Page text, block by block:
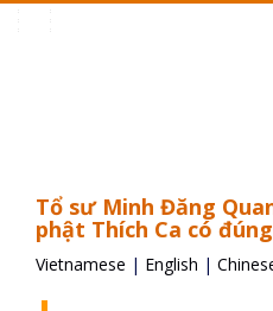
Tổ sư Minh Đăng
phật Thích Ca có
Vietnamese | English |